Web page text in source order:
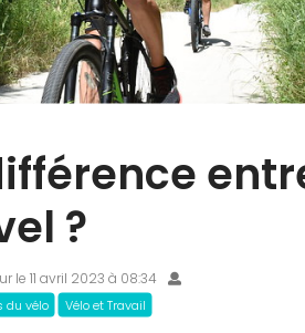
?
le 11 avril 2023 à 08:34
du vélo Vélo et Travail